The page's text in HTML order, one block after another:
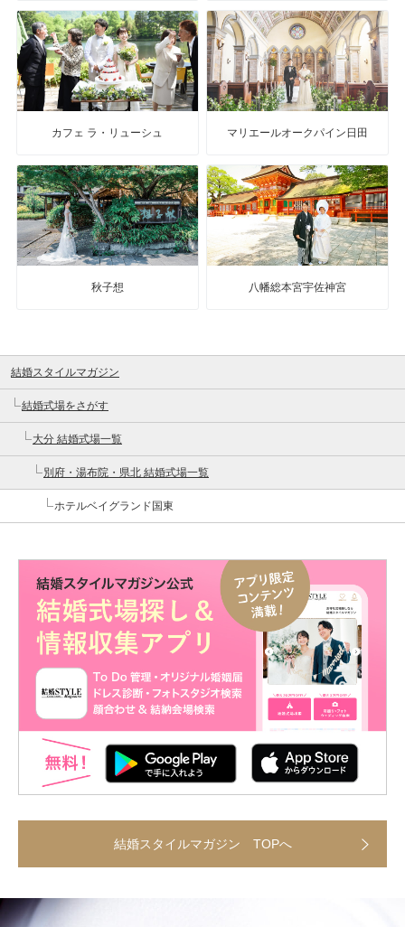
カフェ ラ・リューシュ マリエールオークパイン日田
秋子想 八幡総本宮宇佐神宮
結婚スタイルマガジン
結婚式場をさがす
大分 結婚式場一覧
別府・湯布院・県北 結婚式場一覧
ホテルベイグランド国東
結婚スタイルマガジン TOPへ